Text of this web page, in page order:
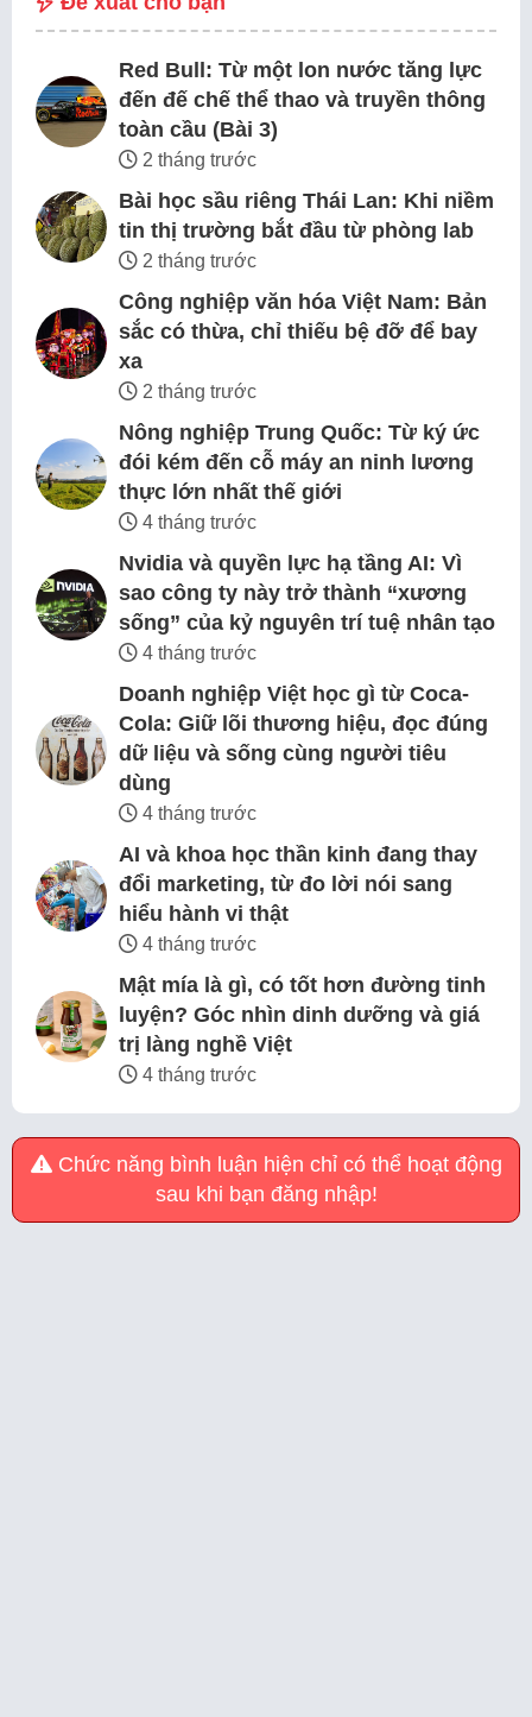
Red Bull: Từ một lon nước tăng lực
đến đế chế thể thao và truyền thông
toàn cầu (Bài 3)
2 tháng trước
Bài học sầu riêng Thái Lan: Khi niềm
tin thị trường bắt đầu từ phòng lab
2 tháng trước
Công nghiệp văn hóa Việt Nam: Bản
sắc có thừa, chỉ thiếu bệ đỡ để bay
xa
2 tháng trước
Nông nghiệp Trung Quốc: Từ ký ức
đói kém đến cỗ máy an ninh lương
thực lớn nhất thế giới
4 tháng trước
Nvidia và quyền lực hạ tầng AI: Vì
sao công ty này trở thành “xương
sống” của kỷ nguyên trí tuệ nhân tạo
4 tháng trước
Doanh nghiệp Việt học gì từ Coca-
Cola: Giữ lõi thương hiệu, đọc đúng
dữ liệu và sống cùng người tiêu
dùng
4 tháng trước
AI và khoa học thần kinh đang thay
đổi marketing, từ đo lời nói sang
hiểu hành vi thật
4 tháng trước
Mật mía là gì, có tốt hơn đường tinh
luyện? Góc nhìn dinh dưỡng và giá
trị làng nghề Việt
4 tháng trước
Chức năng bình luận hiện chỉ có thể hoạt động
sau khi bạn đăng nhập!